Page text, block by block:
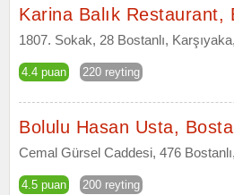
Karina Balık Restaurant,
1807. Sokak, 28 Bostanlı,
4.4 puan 220 reyting
Bolulu Hasan Usta,
Cemal Gürsel Caddesi, 476
4.5 puan 200 reyting